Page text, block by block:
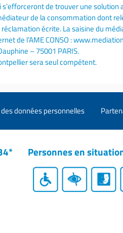
s’efforceront de trouver une solution
de la consommation dont
réclamation écrite. La saisine du
de l’AME CONSO :
– 75001 PARIS.
sera seul compétent.
données personnelles
Personnes en